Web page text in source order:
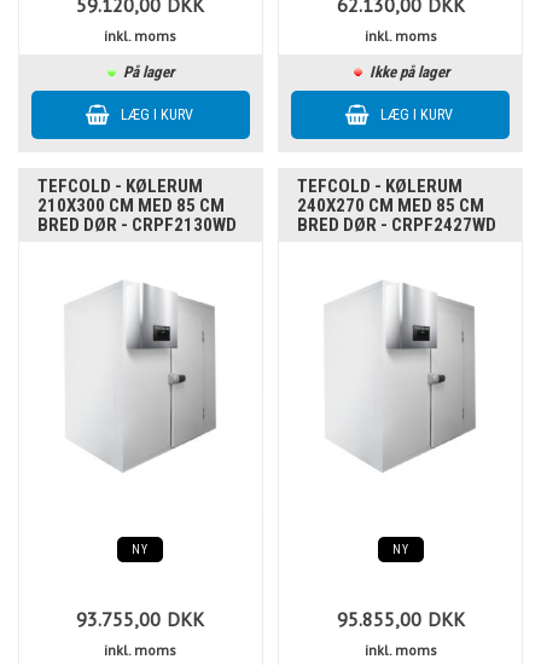
inkl. moms
På lager
inkl. moms
Ikke på lager
TEFCOLD - KØLERUM
210X300 CM MED 85 CM
BRED DØR - CRPF2130WD
NY
93.755,00 DKK
inkl. moms
TEFCOLD - KØLERUM
240X270 CM MED 85 CM
BRED DØR - CRPF2427WD
NY
95.855,00 DKK
inkl. moms